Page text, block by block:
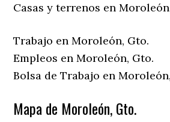
Casas y terrenos en
Trabajo en Moroleón, Gto.
Empleos en Moroleón, Gto.
Bolsa de Trabajo en
Mapa de Moroleón, Gto.